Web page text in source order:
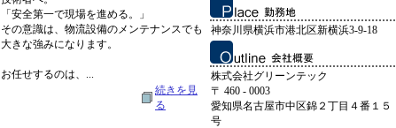
「安全第一で現場を進める。」
その意識は、物流設備のメンテナンスでも
大きな強みになります。
お任せするのは、...
続きを見
る
神奈川県横浜市港北区新横浜3-9-18
株式会社グリーンテック
〒 460 - 0003
愛知県名古屋市中区錦２丁目４番１５
号